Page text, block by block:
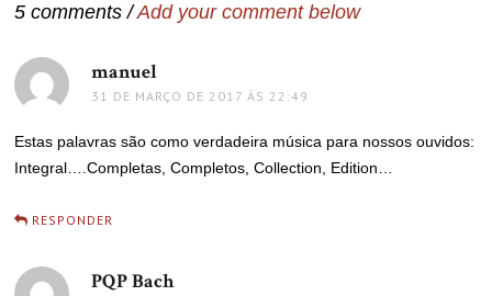
5 comments /Add your comment below
manuel
31 DE MARÇO DE 2017 ÀS 22:49
Estas palavras são como verdadeira música para nossos ouvidos:
Integral….Completas, Completos, Collection, Edition…
RESPONDER
PQP Bachdisse: